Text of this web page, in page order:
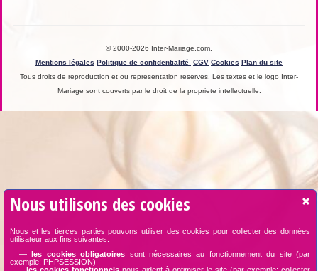
© 2000-2026 Inter-Mariage.com.
Mentions légales Politique de confidentialité CGV Cookies Plan du site
Tous droits de reproduction et ou representation reserves. Les textes et le logo Inter-
Mariage sont couverts par le droit de la propriete intellectuelle.
Nous utilisons des cookies
Nous et les tierces parties pouvons utiliser des cookies pour collecter des données
utilisateur aux fins suivantes:
—les cookies obligatoires sont nécessaires au fonctionnement du site (par
exemple: PHPSESSION)